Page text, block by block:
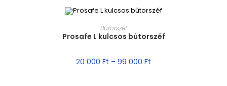
MÉRET VÁLASZTÁSA
Bútorszéf
Prosafe L kulcsos bútorszéf
20 000 Ft – 99 000 Ft